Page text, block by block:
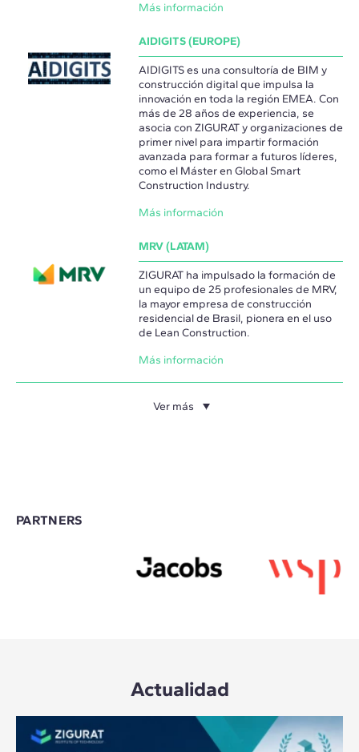
Más información
AIDIGITS (EUROPE)
AIDIGITS es una consultoría de BIM y
construcción digital que impulsa la
innovación en toda la región EMEA. Con
más de 28 años de experiencia, se
asocia con ZIGURAT y organizaciones de
primer nivel para impartir formación
avanzada para formar a futuros líderes,
como el Máster en Global Smart
Construction Industry.
Más información
MRV (LATAM)
ZIGURAT ha impulsado la formación de
un equipo de 25 profesionales de MRV,
la mayor empresa de construcción
residencial de Brasil, pionera en el uso
de Lean Construction.
Más información
Ver más
PARTNERS
Actualidad